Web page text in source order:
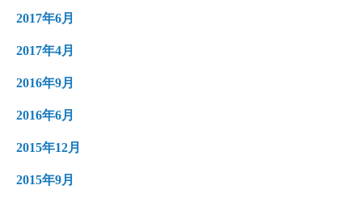
2017年6月
2017年4月
2016年9月
2016年6月
2015年12月
2015年9月